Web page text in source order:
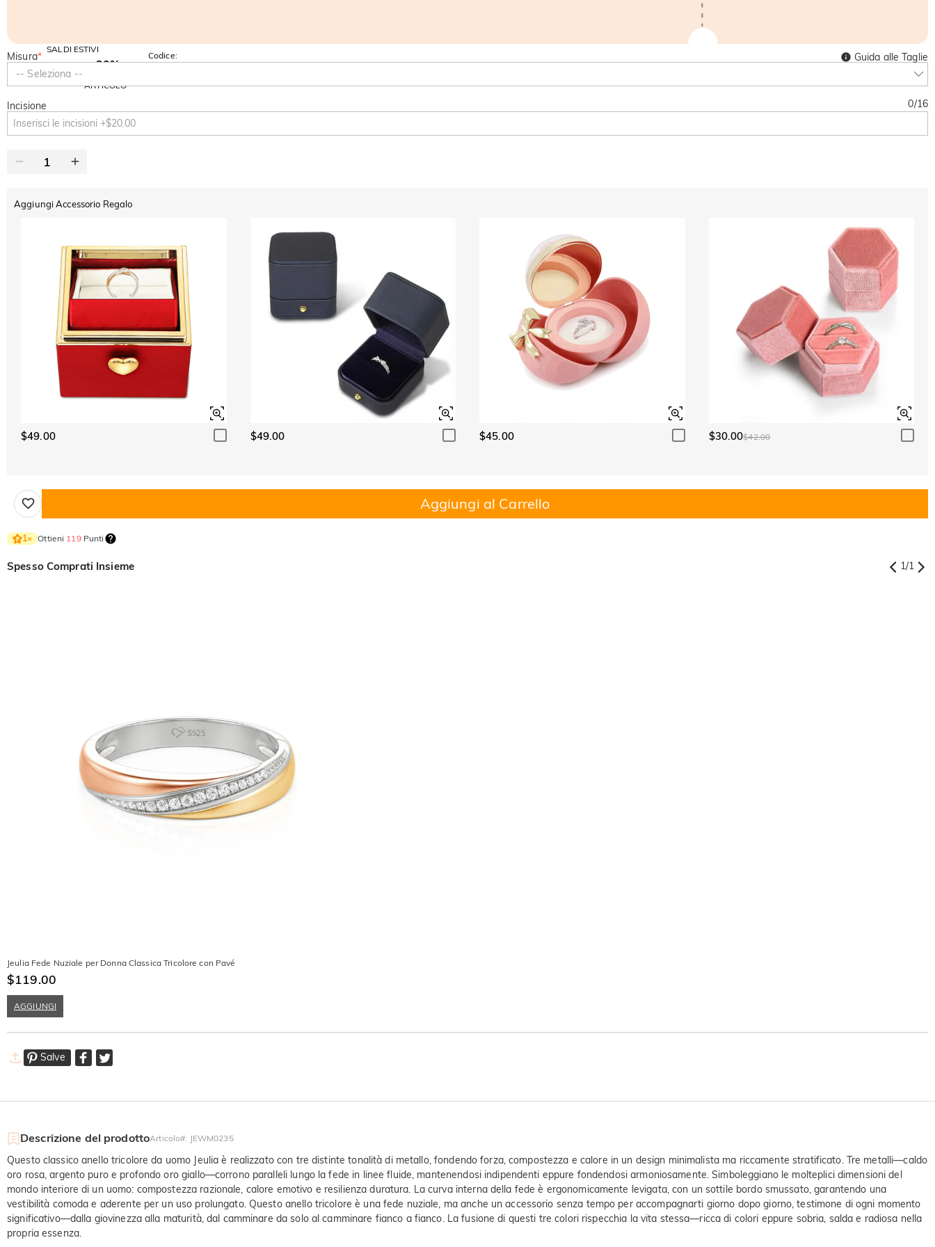
SALDI ESTIVI
-10%
SU TUTTO
-30%
ARTICOLO
Codice:
SUMMER
Misura*
-- Seleziona --
Guida alle Taglie
Incisione 0/16
Aggiungi Accessorio Regalo
$49.00 $49.00 $45.00 $30.00$42.00
Aggiungi al Carrello
1× Ottieni 119Punti
Spesso Comprati Insieme 1/1
Jeulia Fede Nuziale per Donna Classica Tricolore con Pavé
$119.00
AGGIUNGI
Salve
Descrizione del prodottoArticolo#: JEWM0235
Questo classico anello tricolore da uomo Jeulia è realizzato con tre distinte tonalità di metallo, fondendo forza, compostezza e calore in un design minimalista ma riccamente stratificato. Tre metalli—caldo
oro rosa, argento puro e profondo oro giallo—corrono paralleli lungo la fede in linee fluide, mantenendosi indipendenti eppure fondendosi armoniosamente. Simboleggiano le molteplici dimensioni del
mondo interiore di un uomo: compostezza razionale, calore emotivo e resilienza duratura. La curva interna della fede è ergonomicamente levigata, con un sottile bordo smussato, garantendo una
vestibilità comoda e aderente per un uso prolungato. Questo anello tricolore è una fede nuziale, ma anche un accessorio senza tempo per accompagnarti giorno dopo giorno, testimone di ogni momento
significativo—dalla giovinezza alla maturità, dal camminare da solo al camminare fianco a fianco. La fusione di questi tre colori rispecchia la vita stessa—ricca di colori eppure sobria, salda e radiosa nella
propria essenza.